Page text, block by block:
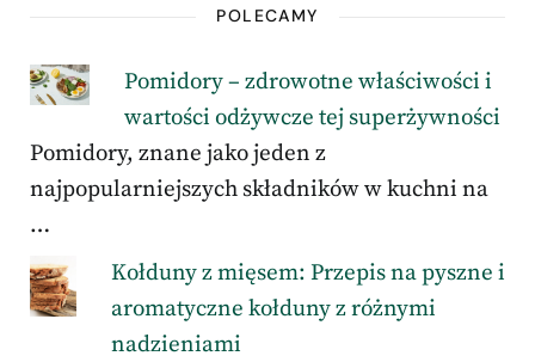
POLECAMY
Pomidory – zdrowotne właściwości i
wartości odżywcze tej superżywności
Pomidory, znane jako jeden z
najpopularniejszych składników w kuchni na
…
Kołduny z mięsem: Przepis na pyszne i
aromatyczne kołduny z różnymi
nadzieniami